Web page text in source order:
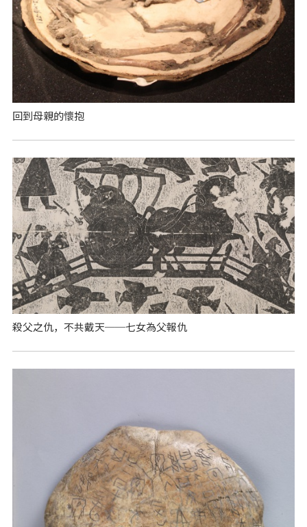
回到母親的懷抱
殺父之仇，不共戴天──七女為父報仇